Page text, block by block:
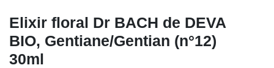
Elixir floral Dr BACH de DEVA
BIO, Gentiane/Gentian (n°12)
30ml